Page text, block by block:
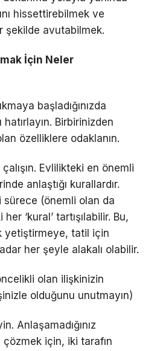
hissettirebilmek ve
şekilde avutabilmek.
İçin Neler
başladığınızda
Birbirinizden
özelliklere odaklanın.
Evlilikteki en önemli
anlaştığı kurallardır.
(önemli olan da
‘kural’ tartışılabilir. Bu,
yetiştirmeye, tatil için
her şeyle alakalı olabilir.
olan ilişkinizin
olduğunu unutmayın)
Anlaşamadığınız
için, iki tarafın